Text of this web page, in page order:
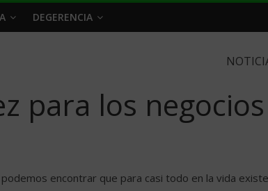
DEGERENCIA
para los negocios
encontrar que para casi todo en la vida existe